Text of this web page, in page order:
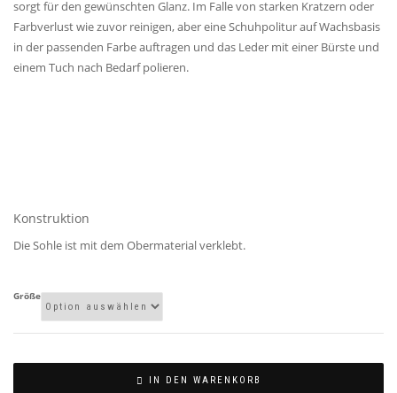
sorgt für den gewünschten Glanz. Im Falle von starken Kratzern oder
Farbverlust wie zuvor reinigen, aber eine Schuhpolitur auf Wachsbasis
in der passenden Farbe auftragen und das Leder mit einer Bürste und
einem Tuch nach Bedarf polieren.
Konstruktion
Die Sohle ist mit dem Obermaterial verklebt.
Größe
IN DEN WARENKORB